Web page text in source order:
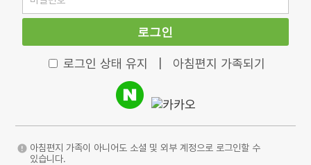
로그인
로그인 상태 유지 아침편지 가족되기
아침편지 가족이 아니어도 소셜 및 외부 계정으로 로그인할 수
있습니다.